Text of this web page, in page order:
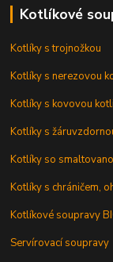
Kotlíkové
Kotlíky s trojnožkou
Kotlíky s nerezovou
Kotlíky s kovovou
Kotlíky s
Kotlíky so
Kotlíky s chráničem,
Kotlíkové soupravy
Servírovací soupravy